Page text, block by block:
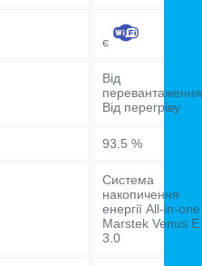
є
Від
Від перегріву
93.5 %
Система
накопичення
енергії All-in-one
Marstek Venus E
3.0